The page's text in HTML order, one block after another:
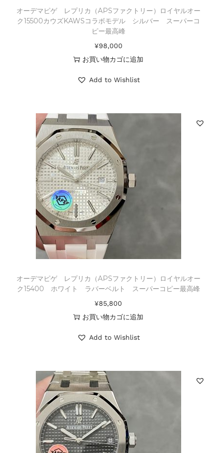
オーデマピゲ レプリカ（APSファクトリー）ロイヤルオー
ク15500カウズKAWSコラボモデル シルバー スーパーコ
ピー最高峰
¥98,000
お買い物カゴに追加
Add to Wishlist
オーデマピゲ レプリカ（APSファクトリー）ロイヤルオー
ク15400 ホワイト ラバーベルト スーパーコピー最高峰
¥85,800
お買い物カゴに追加
Add to Wishlist